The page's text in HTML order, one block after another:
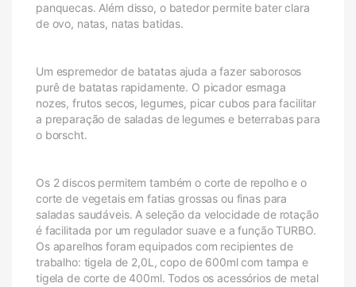
panquecas. Além disso, o batedor permite bater clara
de ovo, natas, natas batidas.
Um espremedor de batatas ajuda a fazer saborosos
purê de batatas rapidamente. O picador esmaga
nozes, frutos secos, legumes, picar cubos para facilitar
a preparação de saladas de legumes e beterrabas para
o borscht.
Os 2 discos permitem também o corte de repolho e o
corte de vegetais em fatias grossas ou finas para
saladas saudáveis. A seleção da velocidade de rotação
é facilitada por um regulador suave e a função TURBO.
Os aparelhos foram equipados com recipientes de
trabalho: tigela de 2,0L, copo de 600ml com tampa e
tigela de corte de 400ml. Todos os acessórios de metal